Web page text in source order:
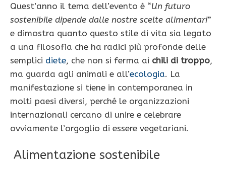
Quest’anno il tema dell’evento è “Un futuro
sostenibile dipende dalle nostre scelte alimentari”
e dimostra quanto questo stile di vita sia legato
a una filosofia che ha radici più profonde delle
semplici diete, che non si ferma ai chili di troppo,
ma guarda agli animali e all’ecologia. La
manifestazione si tiene in contemporanea in
molti paesi diversi, perché le organizzazioni
internazionali cercano di unire e celebrare
ovviamente l’orgoglio di essere vegetariani.
Alimentazione sostenibile